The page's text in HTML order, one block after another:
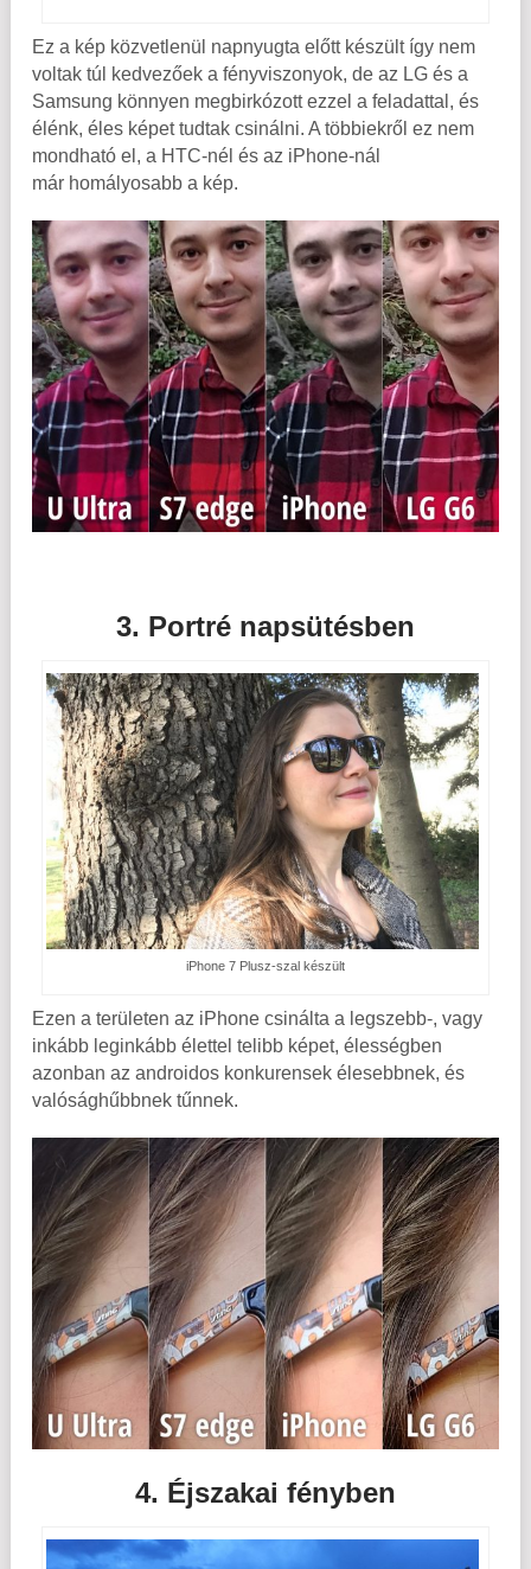
Ez a kép közvetlenül napnyugta előtt készült így nem
voltak túl kedvezőek a fényviszonyok, de az LG és a
Samsung könnyen megbirkózott ezzel a feladattal, és
élénk, éles képet tudtak csinálni. A többiekről ez nem
mondható el, a HTC-nél és az iPhone-nál
már homályosabb a kép.
3. Portré napsütésben
iPhone 7 Plusz-szal készült
Ezen a területen az iPhone csinálta a legszebb-, vagy
inkább leginkább élettel telibb képet, élességben
azonban az androidos konkurensek élesebbnek, és
valósághűbbnek tűnnek.
4. Éjszakai fényben